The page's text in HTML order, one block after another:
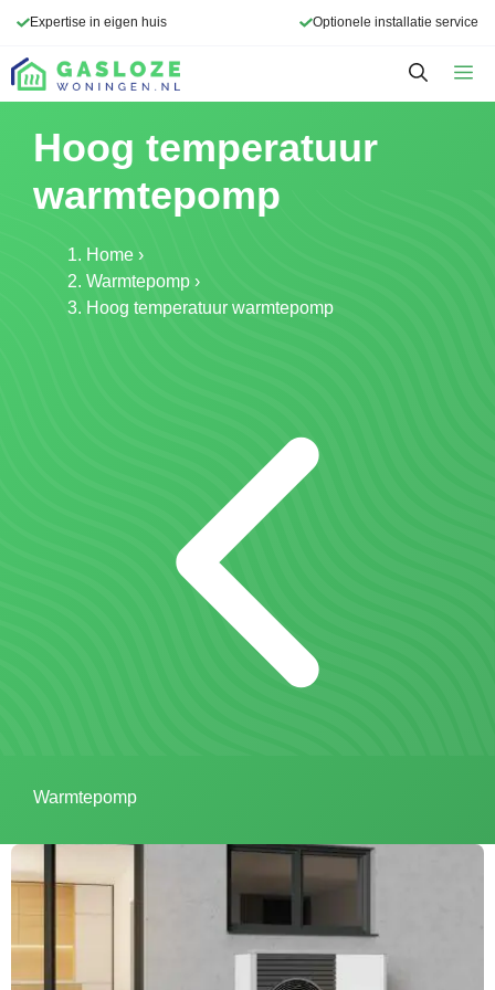
de
inhoud
Expertise in eigen huis Optionele installatie service
Hoog temperatuur
warmtepomp
Home ›
Warmtepomp ›
Hoog temperatuur warmtepomp
Warmtepomp